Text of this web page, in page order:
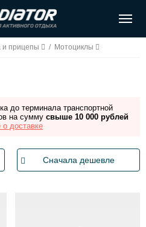
и прицепы / Мотоциклы
до терминала транспортной
на сумму свыше 10 000 рублей
о доставке
Сначала дешевле